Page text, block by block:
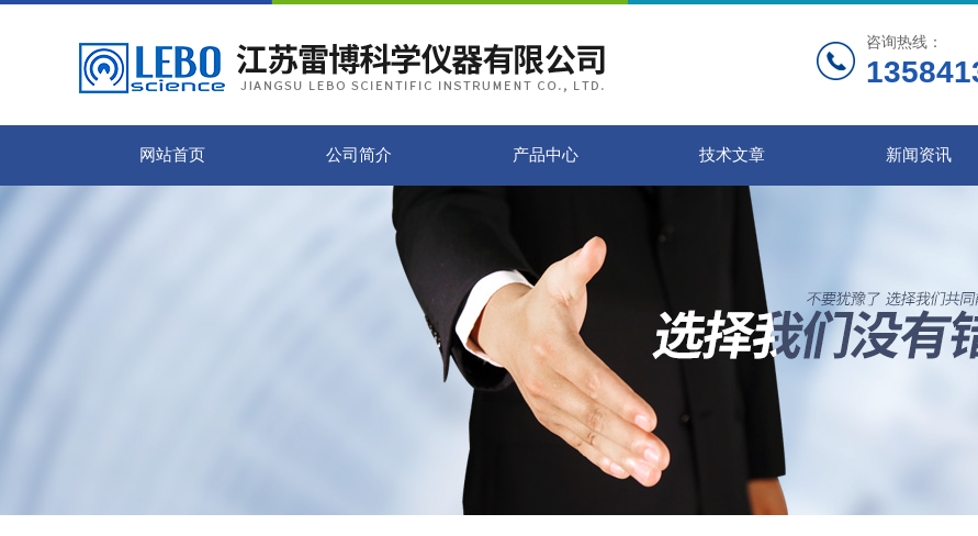
咨询热线：
网站首页 公司简介 产品中心 技术文章 新闻资讯